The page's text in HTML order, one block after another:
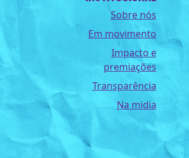
Sobre nós
Em movimento
Impacto e
premiações
Transparência
Na midia